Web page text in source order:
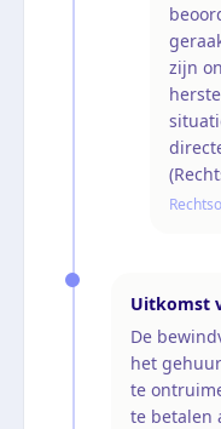
zijn
Uitkomst
De
het
te
te betalen